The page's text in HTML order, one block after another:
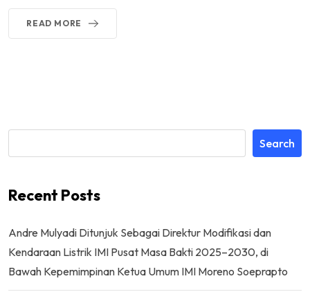
READ MORE
Search
Recent Posts
Andre Mulyadi Ditunjuk Sebagai Direktur Modifikasi dan
Kendaraan Listrik IMI Pusat Masa Bakti 2025–2030, di
Bawah Kepemimpinan Ketua Umum IMI Moreno Soeprapto